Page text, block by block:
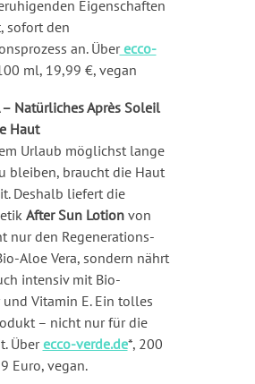
Eigenschaften
sofort den
an. Überecco-
ml, 19,99 €, vegan
– Natürliches Après Soleil
Haut
Urlaub möglichst lange
bleiben, braucht die Haut
Deshalb liefert die
After Sun Lotionvon
nur den Regenerations-
Aloe Vera, sondern nährt
intensiv mit Bio-
Vitamin E. Ein tolles
– nicht nur für die
Überecco-verde.de*, 200
Euro, vegan.